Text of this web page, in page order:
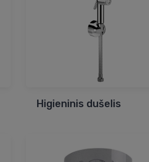
Higieninis dušelis